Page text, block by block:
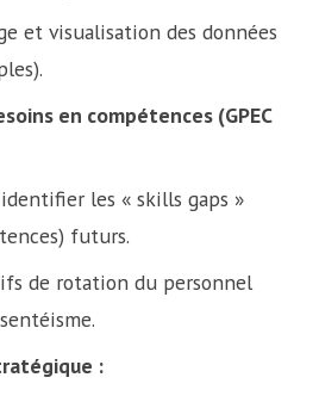
et visualisation des données
en compétences (GPEC
les « skills gaps »
futurs.
de rotation du personnel
: